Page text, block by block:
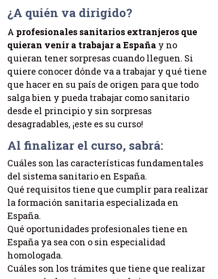
¿A quién va dirigido?
A profesionales sanitarios extranjeros que
quieran venir a trabajar a España y no
quieran tener sorpresas cuando lleguen. Si
quiere conocer dónde va a trabajar y qué tiene
que hacer en su país de origen para que todo
salga bien y pueda trabajar como sanitario
desde el principio y sin sorpresas
desagradables, ¡este es su curso!
Al finalizar el curso, sabrá:
Cuáles son las características fundamentales
del sistema sanitario en España.
Qué requisitos tiene que cumplir para realizar
la formación sanitaria especializada en
España.
Qué oportunidades profesionales tiene en
España ya sea con o sin especialidad
homologada.
Cuáles son los trámites que tiene que realizar